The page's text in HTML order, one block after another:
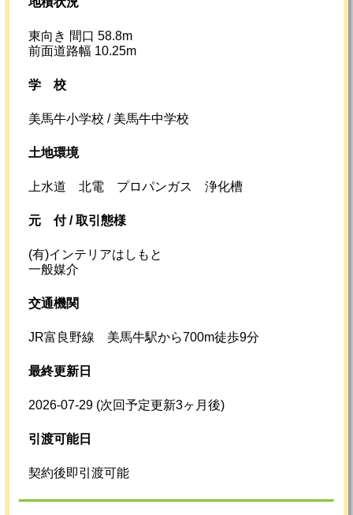
東向き 間口 58.8m
前面道路幅 10.25m
学校
美馬牛小学校 / 美馬牛中学校
土地環境
上水道 北電 プロパンガス 浄化槽
元 付 /取引態様
(有)インテリアはしもと
一般媒介
交通機関
JR富良野線 美馬牛駅から700m徒歩9分
最終更新日
2026-07-29 (次回予定更新3ヶ月後)
引渡可能日
契約後即引渡可能